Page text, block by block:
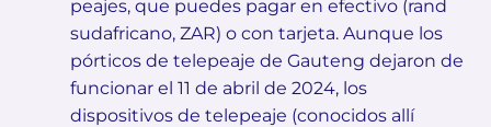
peajes, que puedes pagar en efectivo (rand
sudafricano, ZAR) o con tarjeta. Aunque los
pórticos de telepeaje de Gauteng dejaron de
funcionar el 11 de abril de 2024, los
dispositivos de telepeaje (conocidos allí